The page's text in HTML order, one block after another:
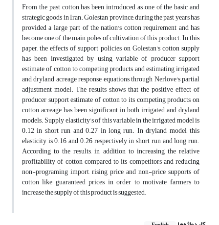
From the past cotton has been introduced as one of the basic and
strategic goods in Iran. Golestan province, during the past years has
provided a large part of the nation's cotton requirement and has
become one of the main poles of cultivation of this product. In this
paper, the effects of support policies on Golestan's cotton supply
has been investigated by using variable of producer support
estimate of cotton to competing products and estimating irrigated
and dryland acreage response equations through Nerlove's partial
adjustment model. The results shows that the positive effect of
producer support estimate of cotton to its competing products on
cotton acreage has been significant in both irrigated and dryland
models. Supply elasticity’s of this variable in the irrigated model is
0.12 in short run and 0.27 in long run. In dryland model, this
elasticity is 0.16 and 0.26 respectively in short run and long run.
According to the results, in addition to increasing the relative
profitability of cotton compared to its competitors and reducing
non-programing import, rising price and non-price supports of
cotton like guaranteed prices in order to motivate farmers to
increase the supply of this product is suggested.